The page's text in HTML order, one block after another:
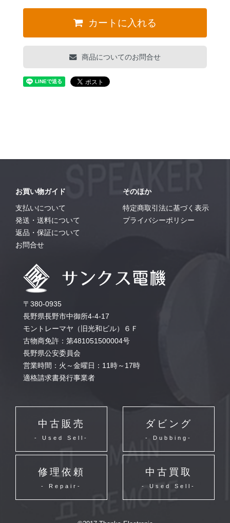
カートに入れる
商品についてのお問合せ
お買い物ガイド
支払いについて
発送・送料について
返品・保証について
お問合せ
そのほか
特定商取引法に基づく表示
プライバシーポリシー
〒380-0935
長野県長野市中御所4-4-17
モントレーマヤ（旧光和ビル）６Ｆ
古物商免許：第481051500004号
長野県公安委員会
営業時間：火～金曜日：11時～17時
適格請求書発行事業者
中古販売
- Used Sell-
ダビング
- Dubbing-
修理依頼
- Repair-
中古買取
- Used Sell-